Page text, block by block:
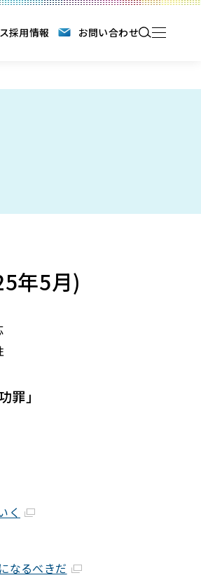
採用情報 お問い合わせ
年5月)
罪」
く
なるべきだ